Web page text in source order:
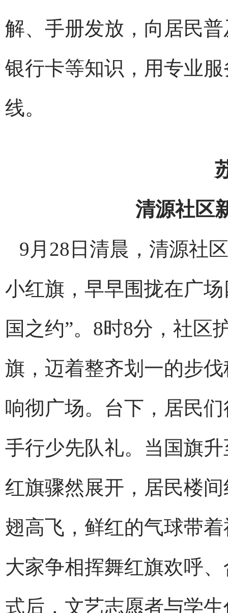
解、手册发放，向居民
银行卡等知识，用专业
线。
清源社区
9月28日清晨，清源社
小红旗，早早围拢在广
国之约”。8时8分，社区
旗，迈着整齐划一的步
响彻广场。台下，居民
手行少先队礼。当国旗
红旗骤然展开，居民楼
翅高飞，鲜红的气球带
大家争相挥舞红旗欢呼
式后，文艺志愿者与学